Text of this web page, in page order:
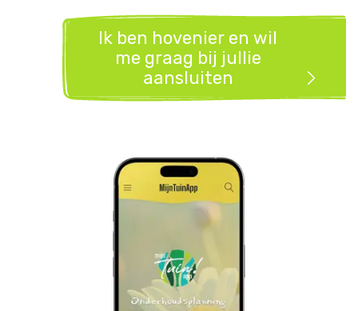
Ik ben hovenier en wil
me graag bij jullie
aansluiten